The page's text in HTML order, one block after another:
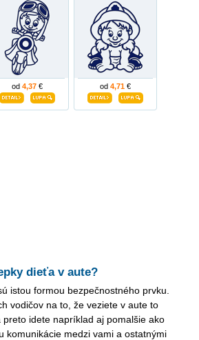
od 4,37 € od 4,71 €
dieťa v aute?
istou formou bezpečnostného prvku.
vodičov na to, že veziete v aute to
preto idete napríklad aj pomalšie ako
komunikácie medzi vami a ostatnými